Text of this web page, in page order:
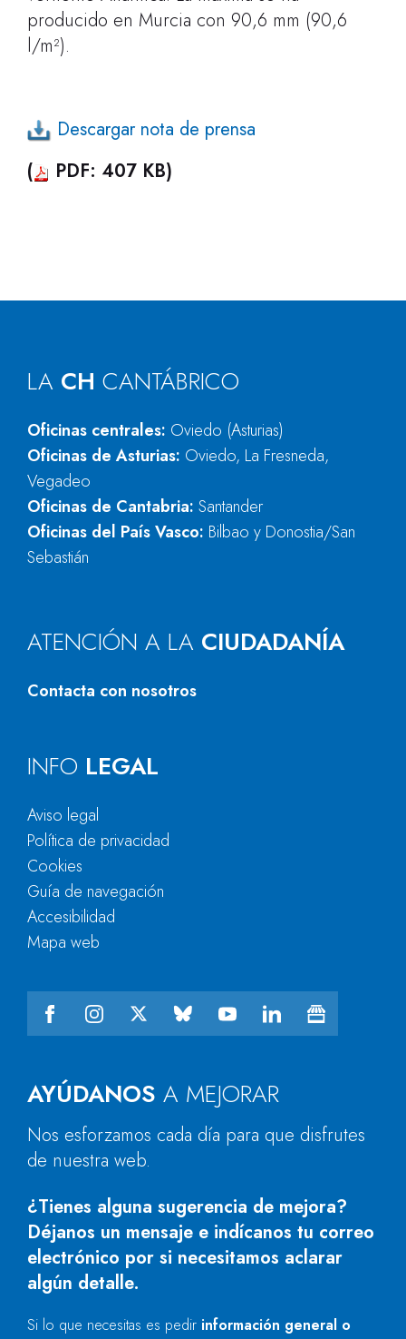
producido en Murcia con 90,6 mm (90,6
l/m²).
Descargar nota de prensa
(
PDF: 407 KB)
LA CH CANTÁBRICO
Oficinas centrales: Oviedo (Asturias)
Oficinas de Asturias: Oviedo, La Fresneda,
Vegadeo
Oficinas de Cantabria: Santander
Oficinas del País Vasco: Bilbao y Donostia/San
Sebastián
ATENCIÓN A LA CIUDADANÍA
Contacta con nosotros
AYÚDANOS A MEJORAR
Nos esforzamos cada día para que disfrutes
de nuestra web.
¿Tienes alguna sugerencia de mejora?
Déjanos un mensaje e indícanos tu correo
electrónico por si necesitamos aclarar
algún detalle.
Si lo que necesitas es pedir información general o
INFO LEGAL
Aviso legal
Política de privacidad
Cookies
Guía de navegación
Accesibilidad
Mapa web